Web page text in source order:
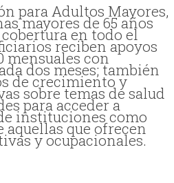
para Adultos Mayores,
mayores de 65 años
en todo el
reciben apoyos
mensuales con
dos meses; también
de crecimiento y
sobre temas de salud
para acceder a
instituciones como
aquellas que ofrecen
y ocupacionales.